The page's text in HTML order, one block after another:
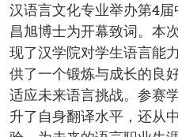
汉语言文化专业举办第4
昌旭博士为开幕致词。本
现了汉学院对学生语言能
供了一个锻炼与成长的良
适应未来语言挑战。参赛
升了自身翻译水平，还从